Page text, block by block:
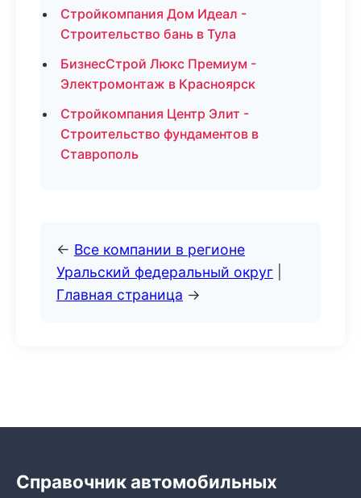
Стройкомпания Дом Идеал -
Строительство бань в Тула
БизнесСтрой Люкс Премиум -
Электромонтаж в Красноярск
Стройкомпания Центр Элит -
Строительство фундаментов в
Ставрополь
← Все компании в регионе
Уральский федеральный округ
Главная страница →
Справочник автомобильных